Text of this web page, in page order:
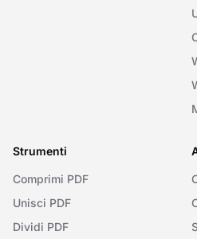
Strumenti
Comprimi PDF
Unisci PDF
Dividi PDF